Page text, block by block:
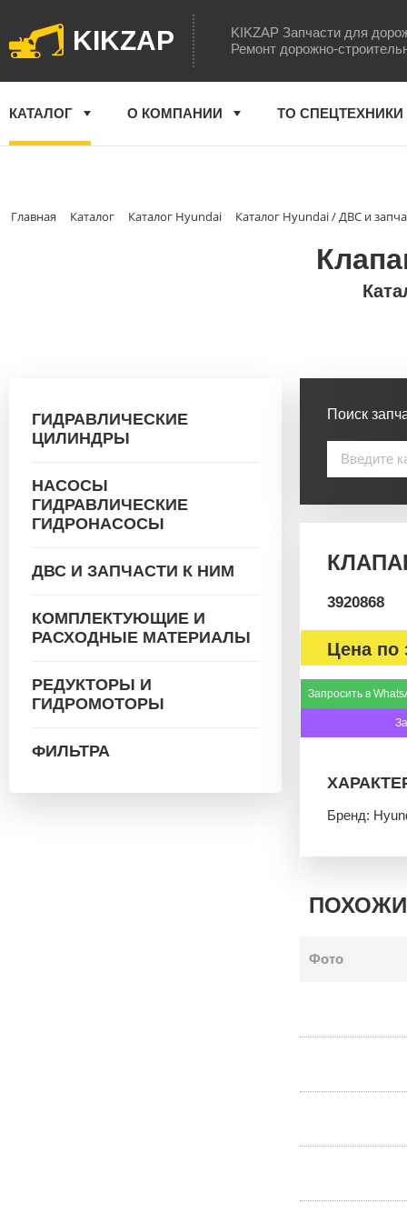
KIKZAP
KIKZAP Запчасти для
Ремонт дорожно-
КАТАЛОГ О КОМПАНИИ ТО СПЕЦТЕХНИКИ
Главная Каталог Каталог Hyundai Каталог Hyundai / ДВС и
ГИДРАВЛИЧЕСКИЕ
ЦИЛИНДРЫ
НАСОСЫ
ГИДРАВЛИЧЕСКИЕ
ГИДРОНАСОСЫ
ДВС И ЗАПЧАСТИ К НИМ
КОМПЛЕКТУЮЩИЕ И
РАСХОДНЫЕ МАТЕРИАЛЫ
РЕДУКТОРЫ И
ГИДРОМОТОРЫ
ФИЛЬТРА
Поиск
3920868
Цена по
Запросить в
Бренд:
Фото